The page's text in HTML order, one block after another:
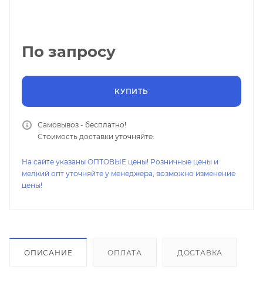
По запросу
КУПИТЬ
Самовывоз - бесплатно!
Стоимость доставки уточняйте.
На сайте указаны ОПТОВЫЕ цены! Розничные цены и
мелкий опт уточняйте у менеджера, возможно изменение
цены!
ОПИСАНИЕ ОПЛАТА ДОСТАВКА